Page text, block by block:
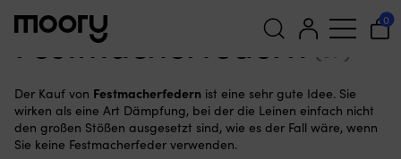
nach:
0
Festmacherfedern (37)
Der Kauf von Festmacherfedern ist eine sehr gute Idee. Sie
wirken als eine Art Dämpfung, bei der die Leinen einfach nicht
den großen Stößen ausgesetzt sind, wie es der Fall wäre, wenn
Sie keine Festmacherfeder verwenden.